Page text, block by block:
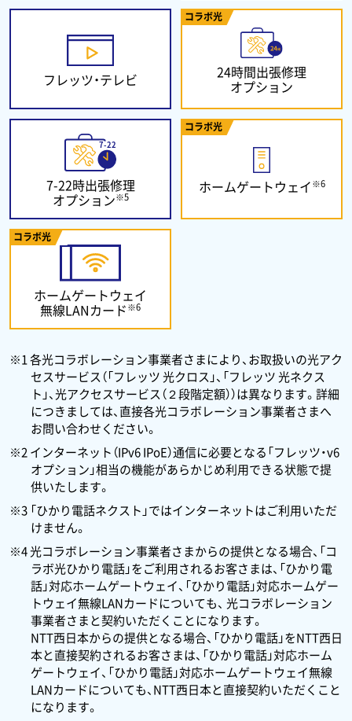
フレッツ・テレビ
コラボ光
24時間出張修理
オプション
7-22時出張修理
オプション※5
コラボ光
ホームゲートウェイ※6
コラボ光
ホームゲートウェイ
無線LANカード※6
※1 各光コラボレーション事業者さまにより、お取扱いの光アク
セスサービス（「フレッツ 光クロス」、「フレッツ 光ネクス
ト」、光アクセスサービス（２段階定額））は異なります。詳細
につきましては、直接各光コラボレーション事業者さまへ
お問い合わせください。
※2 インターネット（IPv6 IPoE）通信に必要となる「フレッツ・v6
オプション」相当の機能があらかじめ利用できる状態で提
供いたします。
※3 「ひかり電話ネクスト」ではインターネットはご利用いただ
けません。
※4 光コラボレーション事業者さまからの提供となる場合、「コ
ラボ光ひかり電話」をご利用されるお客さまは、「ひかり電
話」対応ホームゲートウェイ、「ひかり電話」対応ホームゲー
トウェイ無線LANカードについても、 光コラボレーション
事業者さまと契約いただくことになります。
NTT西日本からの提供となる場合、「ひかり電話」をNTT西日
本と直接契約されるお客さまは、「ひかり電話」対応ホーム
ゲートウェイ、「ひかり電話」対応ホームゲートウェイ無線
LANカードについても、NTT西日本と直接契約いただくこと
になります。